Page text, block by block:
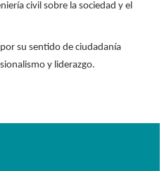
civil sobre la sociedad y el
su sentido de ciudadanía
y liderazgo.